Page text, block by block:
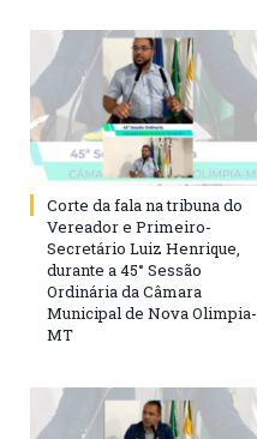
Corte da fala na tribuna do
Vereador e Primeiro-
Secretário Luiz Henrique,
durante a 45° Sessão
Ordinária da Câmara
Municipal de Nova Olimpia-
MT